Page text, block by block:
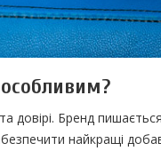
довірі. Бренд
найкращі